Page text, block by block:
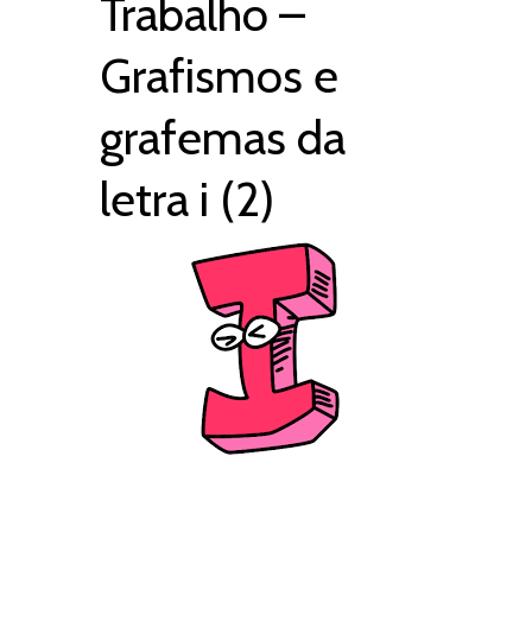
Trabalho –
Grafismos e
grafemas da
letra i (2)